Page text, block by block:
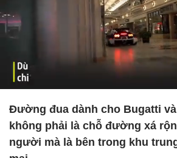
Đường đua dành cho Bugatti và
không phải là chỗ đường xá
người mà là bên trong khu